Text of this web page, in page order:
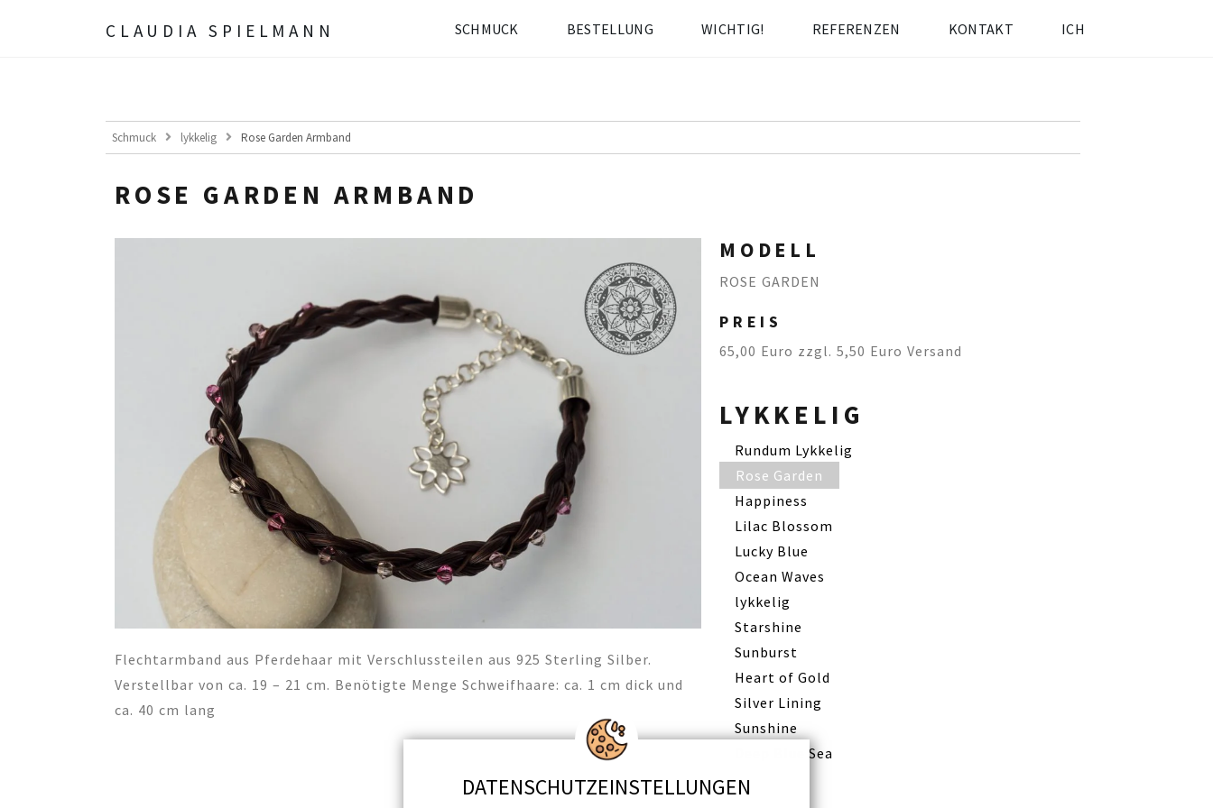
CLAUDIA SPIELMANN SCHMUCK BESTELLUNG WICHTIG! REFERENZEN KONTAKT ICH
Schmuck lykkelig Rose Garden Armband
ROSE GARDEN ARMBAND
Flechtarmband aus Pferdehaar mit Verschlussteilen aus 925 Sterling Silber.
Verstellbar von ca. 19 – 21 cm. Benötigte Menge Schweifhaare: ca. 1 cm dick und
ca. 40 cm lang
MODELL
ROSE GARDEN
PREIS
65,00 Euro zzgl. 5,50 Euro Versand
LYKKELIG
Rundum Lykkelig
Rose Garden
Happiness
Lilac Blossom
Lucky Blue
Ocean Waves
lykkelig
Starshine
Sunburst
Heart of Gold
Silver Lining
Sunshine
Deep Blue Sea
DATENSCHUTZ­EINSTELLUNGEN